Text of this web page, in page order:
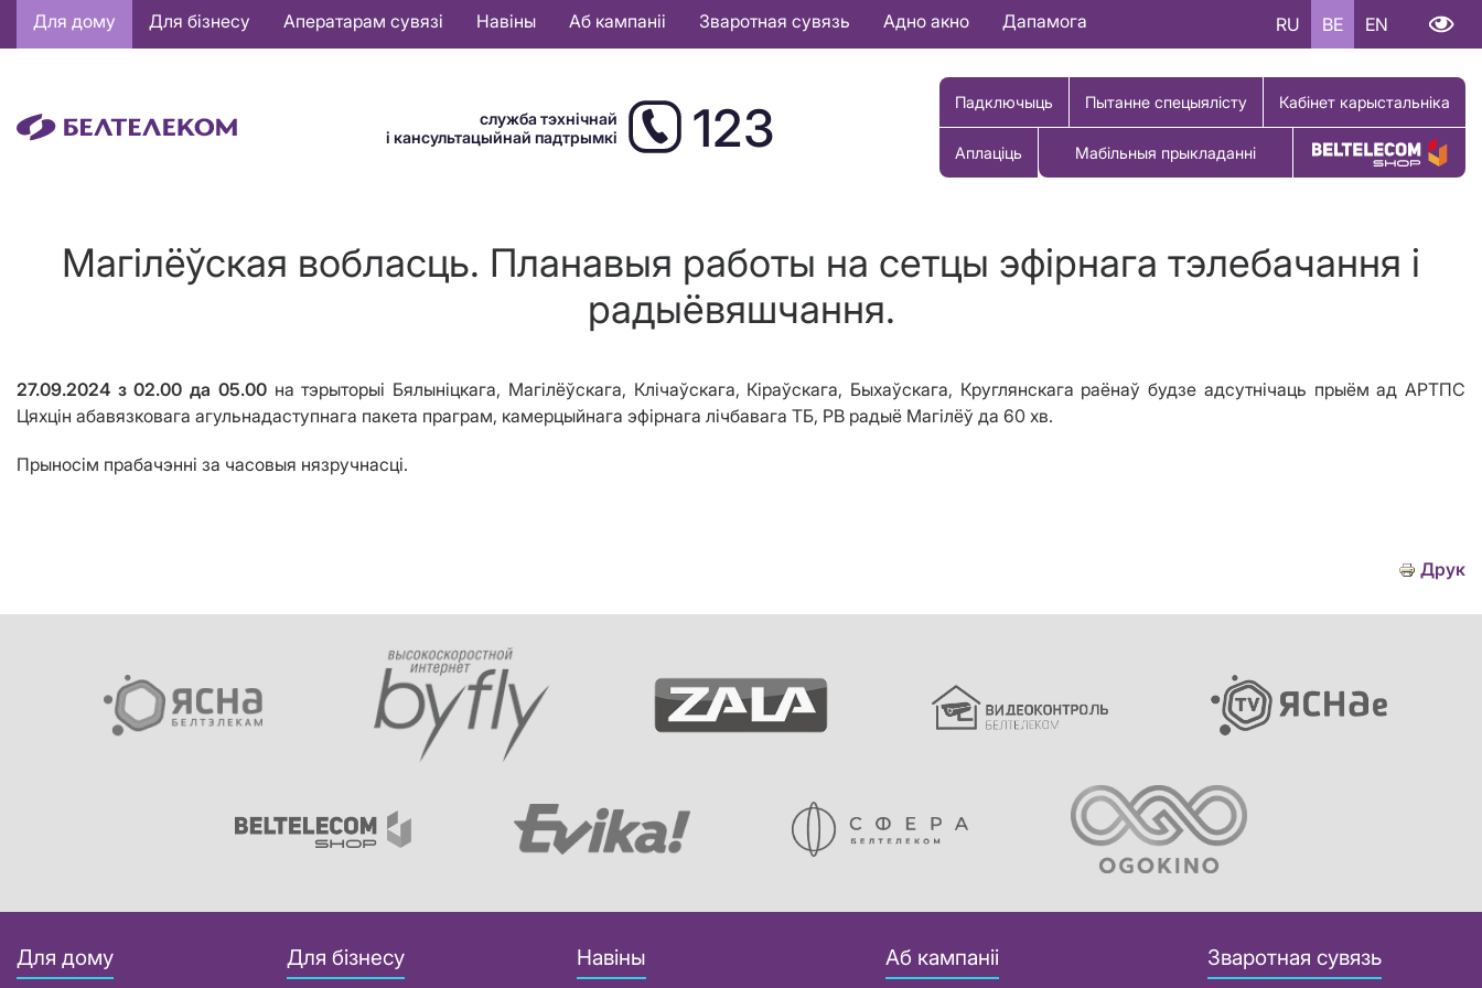
Основная
навигация
Для дому Для бізнесу Аператарам сувязі Навіны Аб кампаніі Зваротная сувязь Адно акно Дапамога RU BE EN
служба тэхнічнай
і кансультацыйнай падтрымкі
123 Падключыць Пытанне спецыялісту Кабінет карыстальніка
Аплаціць Мабільныя прыкладанні Купіць тавар
Магілёўская вобласць. Планавыя работы на сетцы эфірнага тэлебачання і
радыёвяшчання.
27.09.2024 з 02.00 да 05.00на тэрыторыі Бялыніцкага, Магілёўскага, Клічаўскага, Кіраўскага, Быхаўскага, Круглянскага раёнаўбудзе адсутнічаць прыём ад АРТПС
Цяхцін абавязковага агульнадаступнага пакета праграм, камерцыйнага эфірнага лічбавага ТБ, РВ радыё Магілёў да 60 хв.
Прыносім прабачэнні за часовыя нязручнасці.
Друк
Для дому Для бізнесу Навіны Аб кампаніі Зваротная сувязь